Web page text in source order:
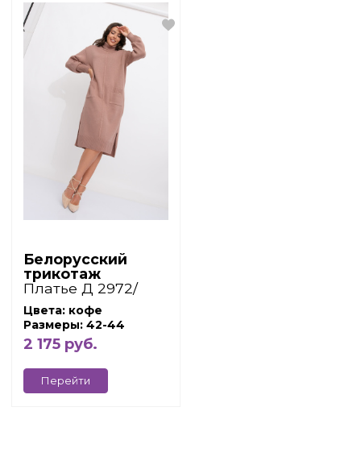
Белорусский
трикотаж
Платье Д 2972/
кофе
Цвета: кофе
Размеры: 42-44
2 175 руб.
Перейти